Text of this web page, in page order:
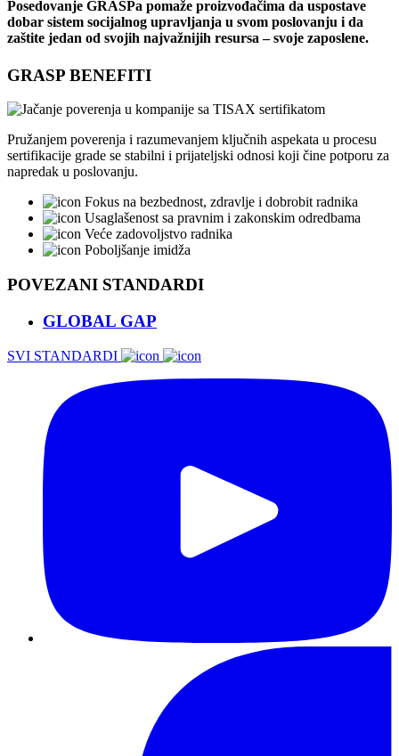
Posedovanje GRASPa pomaže proizvođačima da uspostave
dobar sistem socijalnog upravljanja u svom poslovanju i da
zaštite jedan od svojih najvažnijih resursa – svoje zaposlene.
GRASP BENEFITI
Pružanjem poverenja i razumevanjem ključnih aspekata u procesu
sertifikacije grade se stabilni i prijateljski odnosi koji čine potporu za
napredak u poslovanju.
Fokus na bezbednost, zdravlje i dobrobit radnika
Usaglašenost sa pravnim i zakonskim odredbama
Veće zadovoljstvo radnika
Poboljšanje imidža
POVEZANI STANDARDI
GLOBAL GAP
SVI STANDARDI